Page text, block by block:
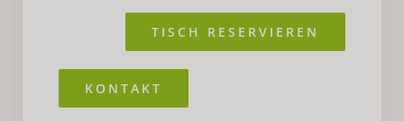
TISCH RESERVIEREN
KONTAKT